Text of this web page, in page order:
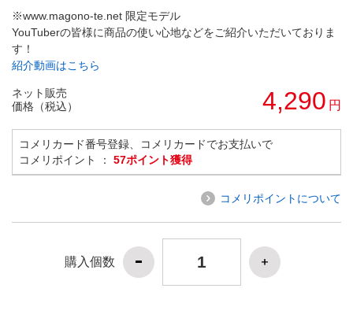
※www.magono-te.net 限定モデル
YouTuberの皆様に商品の使い心地などをご紹介いただいておりま
す！
紹介動画はこちら
ネット販売
価格（税込）
4,290 円
コメリカード番号登録、コメリカードでお支払いで
コメリポイント ： 57ポイント獲得
コメリポイントについて
購入個数